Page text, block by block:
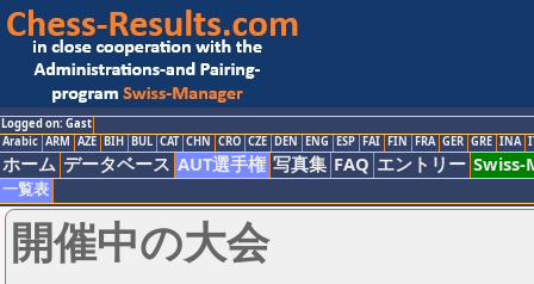
Logged on: Gast
Arabic ARM AZE BIH BUL CAT CHN CRO CZE DEN ENG ESP FAI FIN FRA GER GRE INA
ホーム データベース AUT選手権 写真集 FAQ エントリー
一覧表
開催中の大会